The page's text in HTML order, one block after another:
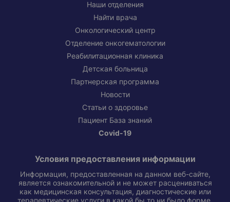
Наши отделения
Найти врача
Онкологический центр
Отделение онкогематологии
Реабилитационная клиника
Детская больница
Партнерская программа
Новости
Статьи о здоровье
Пациент База знаний
Covid-19
Условия предоставления информации
Информация, предоставленная на данном веб-сайте,
является ознакомительной и не может расцениваться
как медицинская консультация, диагностические или